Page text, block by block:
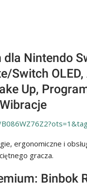
dla Nintendo
Switch
Up,
ergonomiczne i
gracza.
Binbok